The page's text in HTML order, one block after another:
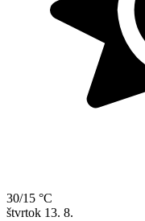
30/15 °C
štvrtok 13. 8.